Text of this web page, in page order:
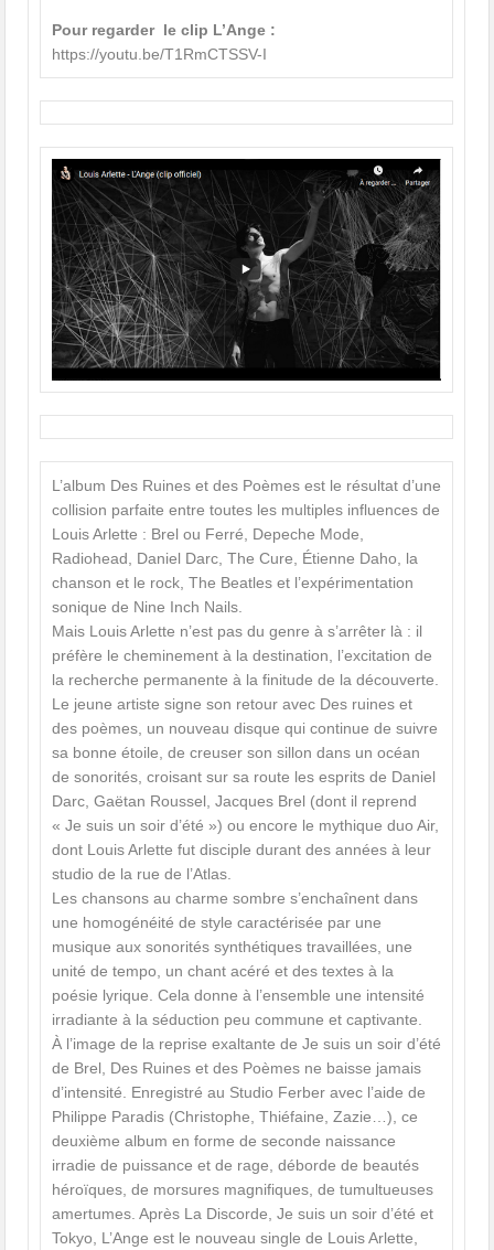
Pour regarder le clip L’Ange :
https://youtu.be/T1RmCTSSV-I
L’album Des Ruines et des Poèmes est le résultat d’une
collision parfaite entre toutes les multiples influences de
Louis Arlette : Brel ou Ferré, Depeche Mode,
Radiohead, Daniel Darc, The Cure, Étienne Daho, la
chanson et le rock, The Beatles et l’expérimentation
sonique de Nine Inch Nails.
Mais Louis Arlette n’est pas du genre à s’arrêter là : il
préfère le cheminement à la destination, l’excitation de
la recherche permanente à la finitude de la découverte.
Le jeune artiste signe son retour avec Des ruines et
des poèmes, un nouveau disque qui continue de suivre
sa bonne étoile, de creuser son sillon dans un océan
de sonorités, croisant sur sa route les esprits de Daniel
Darc, Gaëtan Roussel, Jacques Brel (dont il reprend
« Je suis un soir d’été ») ou encore le mythique duo Air,
dont Louis Arlette fut disciple durant des années à leur
studio de la rue de l’Atlas.
Les chansons au charme sombre s’enchaînent dans
une homogénéité de style caractérisée par une
musique aux sonorités synthétiques travaillées, une
unité de tempo, un chant acéré et des textes à la
poésie lyrique. Cela donne à l’ensemble une intensité
irradiante à la séduction peu commune et captivante.
À l’image de la reprise exaltante de Je suis un soir d’été
de Brel, Des Ruines et des Poèmes ne baisse jamais
d’intensité. Enregistré au Studio Ferber avec l’aide de
Philippe Paradis (Christophe, Thiéfaine, Zazie…), ce
deuxième album en forme de seconde naissance
irradie de puissance et de rage, déborde de beautés
héroïques, de morsures magnifiques, de tumultueuses
amertumes. Après La Discorde, Je suis un soir d’été et
Tokyo, L’Ange est le nouveau single de Louis Arlette,